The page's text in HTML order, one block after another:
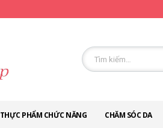
THỰC PHẨM CHỨC NĂNG CHĂM SÓC DA